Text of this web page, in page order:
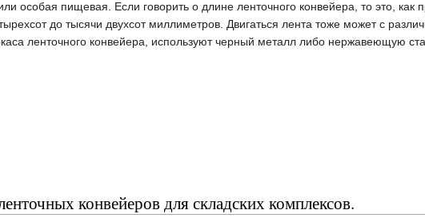
особая пищевая. Если говорить о длине ленточного конвейера, то это, как
до тысячи двухсот миллиметров. Двигаться лента тоже может с
ленточного конвейера, используют черный металл либо нержавеющую
конвейеров для складских комплексов.